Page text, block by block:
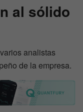
al sólido
analistas
de la empresa.